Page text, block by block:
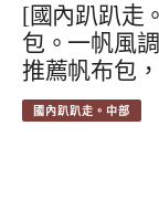
[國內趴趴走
包。一帆風
推薦帆布包
國內趴趴走。中部